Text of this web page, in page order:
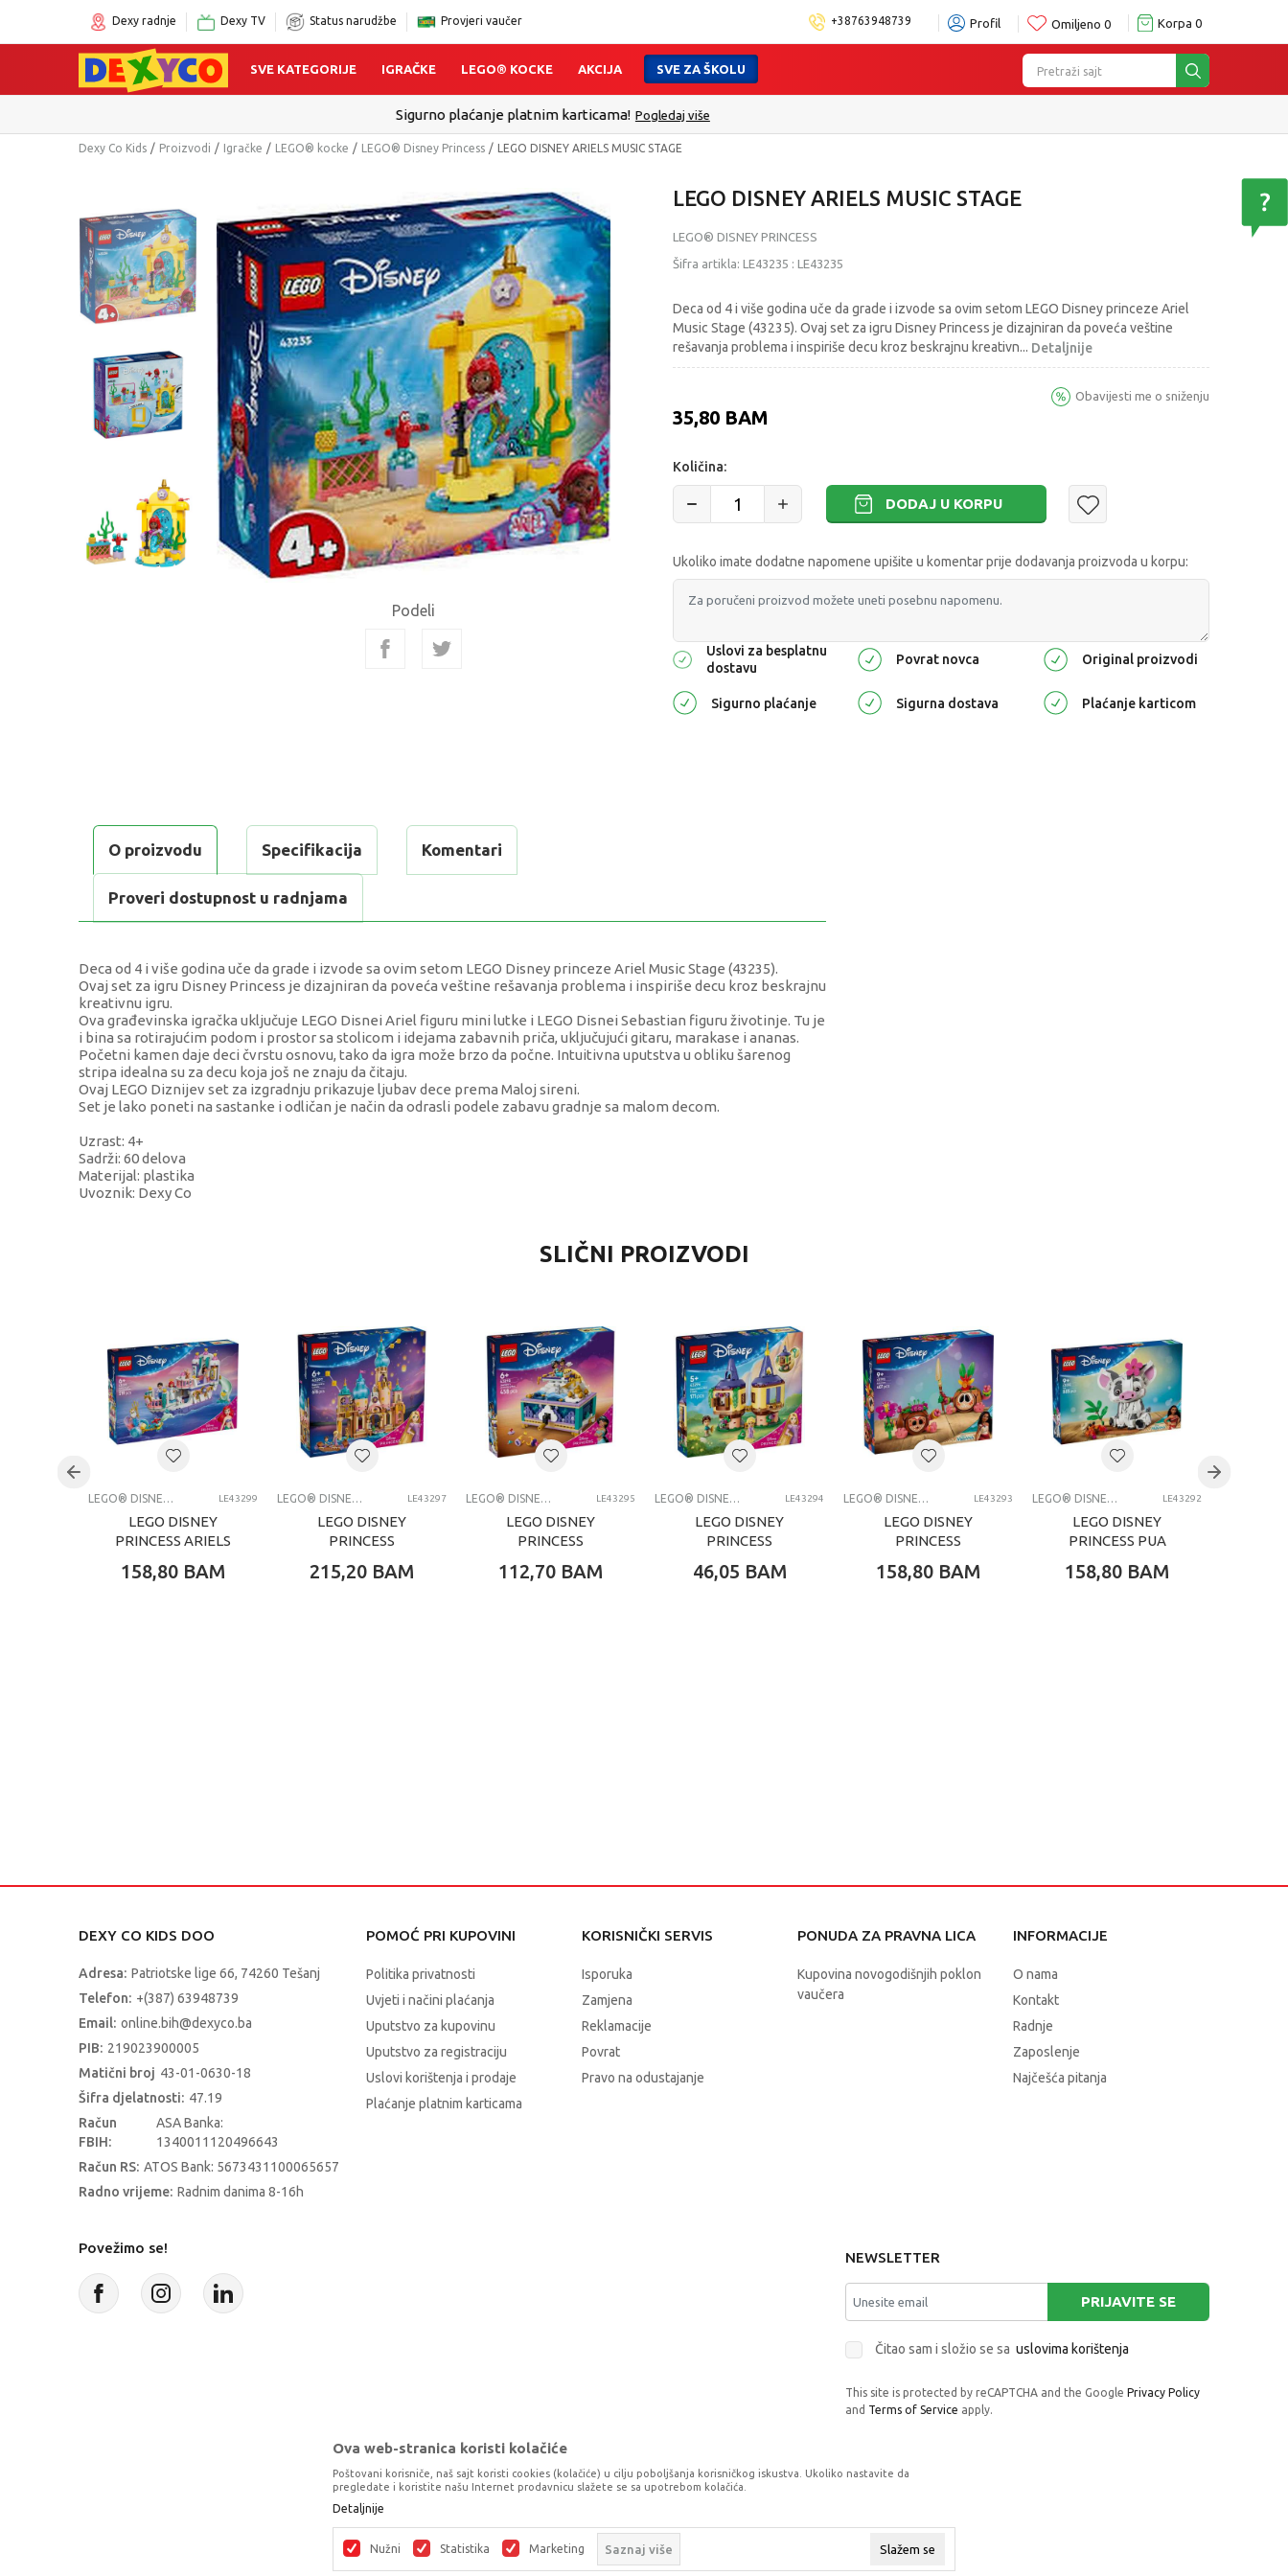
Dexy radnje Dexy TV Status narudžbe Provjeri vaučer +38763948739 Profil Omiljeno 0 Korpa 0
Pretraži sajt
SVE KATEGORIJE IGRAČKE LEGO® KOCKE AKCIJA SVE ZA ŠKOLU
Click&Collect - Platite karticom Online i preuzmite u prodavnici po Vašem izboru
Dexy Co Kids Proizvodi Igračke LEGO® kocke LEGO® Disney Princess LEGO DISNEY ARIELS MUSIC STAGE
Podeli
LEGO DISNEY ARIELS MUSIC STAGE
LEGO® DISNEY PRINCESS
Šifra artikla: LE43235 : LE43235
Deca od 4 i više godina uče da grade i izvode sa ovim setom LEGO Disney princeze Ariel
Music Stage (43235). Ovaj set za igru Disney Princess je dizajniran da poveća veštine
rešavanja problema i inspiriše decu kroz beskrajnu kreativn... Detaljnije
35,80 BAM
Obavijesti me o sniženju
Količina:
DODAJ U KORPU
Ukoliko imate dodatne napomene upišite u komentar prije dodavanja proizvoda u korpu:
Uslovi za besplatnu
dostavu
Povrat novca Original proizvodi
Sigurno plaćanje Sigurna dostava Plaćanje karticom
O proizvodu Specifikacija Komentari
Proveri dostupnost u radnjama
Deca od 4 i više godina uče da grade i izvode sa ovim setom LEGO Disney princeze Ariel Music Stage (43235).
Ovaj set za igru Disney Princess je dizajniran da poveća veštine rešavanja problema i inspiriše decu kroz beskrajnu
kreativnu igru.
Ova građevinska igračka uključuje LEGO Disnei Ariel figuru mini lutke i LEGO Disnei Sebastian figuru životinje. Tu je
i bina sa rotirajućim podom i prostor sa stolicom i idejama zabavnih priča, uključujući gitaru, marakase i ananas.
Početni kamen daje deci čvrstu osnovu, tako da igra može brzo da počne. Intuitivna uputstva u obliku šarenog
stripa idealna su za decu koja još ne znaju da čitaju.
Ovaj LEGO Diznijev set za izgradnju prikazuje ljubav dece prema Maloj sireni.
Set je lako poneti na sastanke i odličan je način da odrasli podele zabavu gradnje sa malom decom.
Uzrast: 4+
Sadrži: 60 delova
Materijal: plastika
Uvoznik: Dexy Co
LEGO® Disney Princess
Pol Djevojčice
Uzrast 4-6 G
Brend LEGO® kocke
SLIČNI PROIZVODI
LEGO® DISNEY PRINCESS LE43299
LEGO DISNEY
PRINCESS ARIELS
BOAT
158,80 BAM
LEGO® DISNEY PRINCESS LE43297
LEGO DISNEY
PRINCESS
CASTLE
215,20 BAM
LEGO® DISNEY PRINCESS LE43295
LEGO DISNEY
PRINCESS
JEWELRY BOX
112,70 BAM
LEGO® DISNEY PRINCESS LE43294
LEGO DISNEY
PRINCESS
TOWER
46,05 BAM
LEGO® DISNEY PRINCESS LE43293
LEGO DISNEY
PRINCESS
158,80 BAM
LEGO® DISNEY PRINCESS LE43292
LEGO DISNEY
PRINCESS PUA
158,80 BAM
DEXY CO KIDS DOO
Adresa: Patriotske lige 66, 74260 Tešanj
Telefon: +(387) 63948739
Email: online.bih@dexyco.ba
PIB: 219023900005
Matični broj 43-01-0630-18
Šifra djelatnosti: 47.19
Račun
FBIH:
ASA Banka:
1340011120496643
Račun RS: ATOS Bank: 5673431100065657
Radno vrijeme: Radnim danima 8-16h
POMOĆ PRI KUPOVINI
Politika privatnosti
Uvjeti i načini plaćanja
Uputstvo za kupovinu
Uputstvo za registraciju
Uslovi korištenja i prodaje
Plaćanje platnim karticama
KORISNIČKI SERVIS
Isporuka
Zamjena
Reklamacije
Povrat
Pravo na odustajanje
PONUDA ZA PRAVNA LICA
Kupovina novogodišnjih poklon
vaučera
INFORMACIJE
O nama
Kontakt
Radnje
Zaposlenje
Najčešća pitanja
Povežimo se!
NEWSLETTER
PRIJAVITE SE
Čitao sam i složio se sa uslovima korištenja
This site is protected by reCAPTCHA and the Google Privacy Policy
and Terms of Service apply.
potpunosti kompletni i bez grešaka. Svi artikli prikazani na sajtu su dio naše ponude, ali ne podrazumijeva da su dostupni u svakom trenutku.
www.dexyco.ba, IzradaNB SOFT
Ova web-stranica koristi kolačiće
Poštovani korisniče, naš sajt koristi cookies (kolačiće) u cilju poboljšanja korisničkog iskustva. Ukoliko nastavite da
pregledate i koristite našu Internet prodavnicu slažete se sa upotrebom kolačića.
Detaljnije
Nužni Statistika Marketing Saznaj više Slažem se